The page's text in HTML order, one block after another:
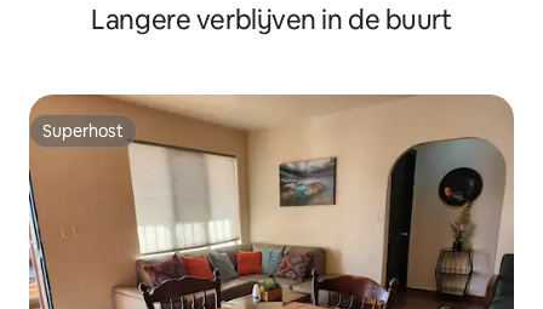
Langere verblijven in de buurt
Superhost
Superhost